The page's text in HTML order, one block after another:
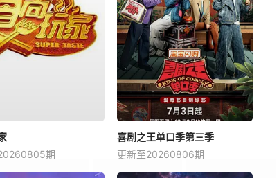
期
喜剧之王单口季第三季
更新至20260806期